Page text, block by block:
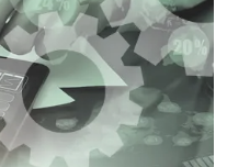
écritures existantes dans le
écriture, le journal est à
écriture est enregistrée